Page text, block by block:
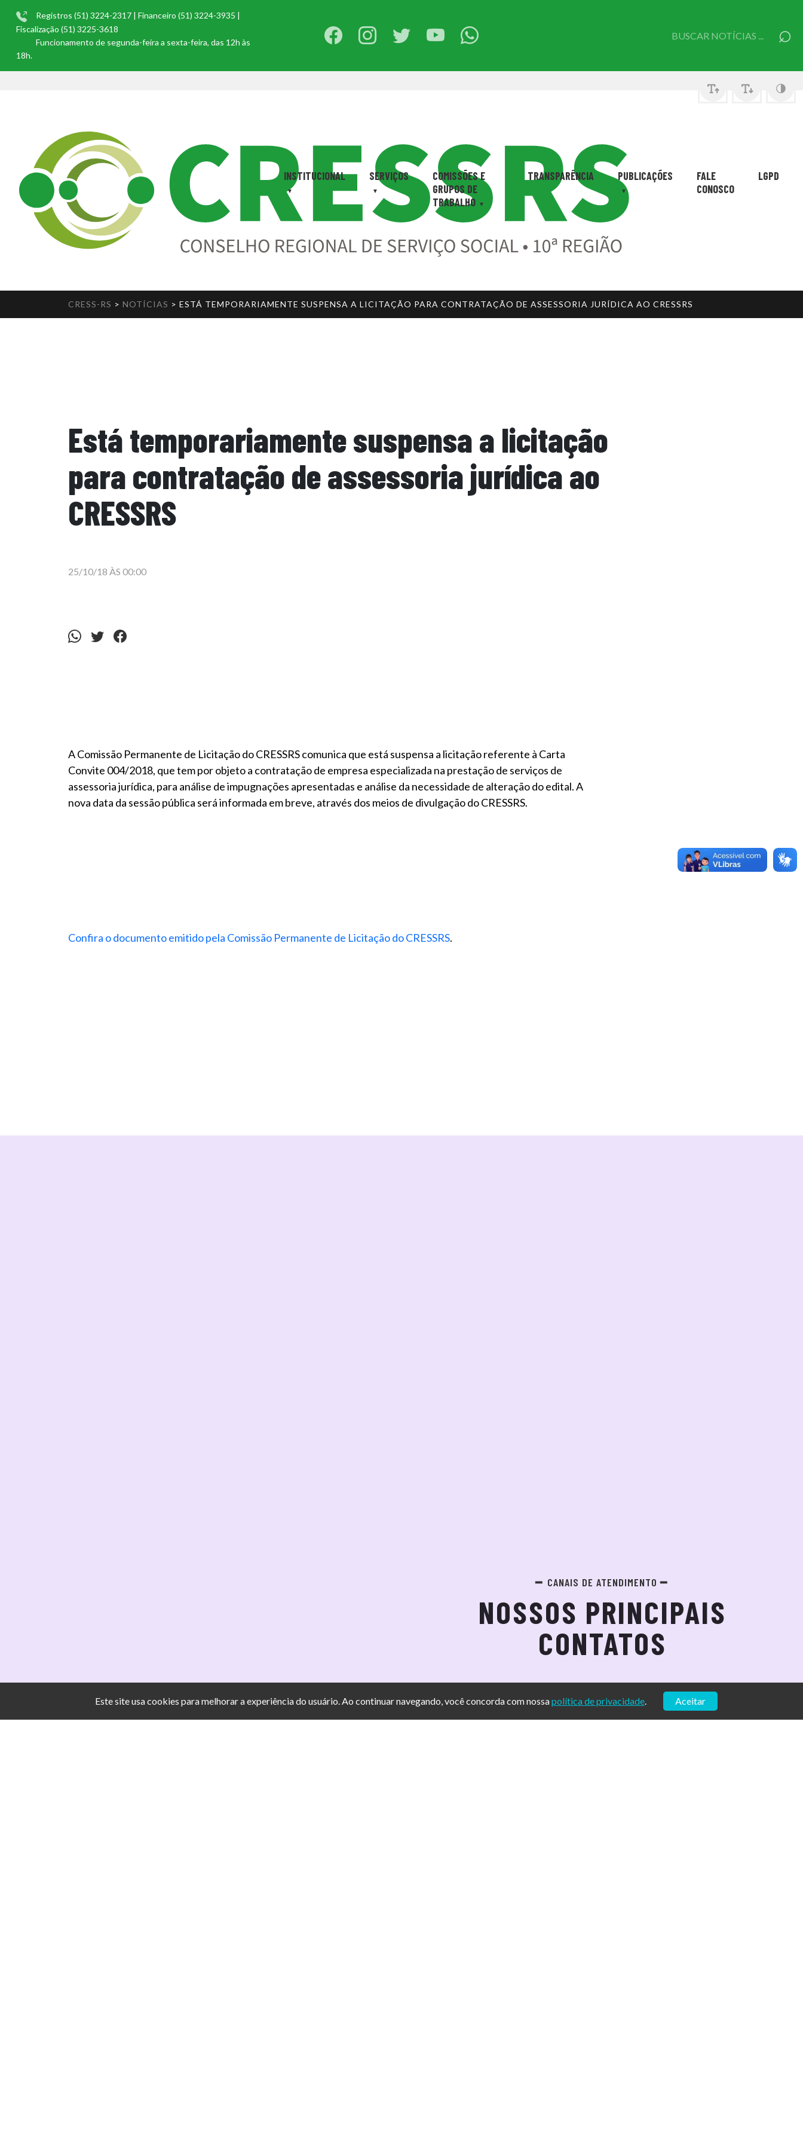
Registros (51) 3224-2317 | Financeiro (51) 3224-3935 |
Fiscalização (51) 3225-3618
Funcionamento de segunda-feira a sexta-feira, das 12h às
18h.
⌕
INSTITUCIONAL SERVIÇOS
COMISSÕES E
GRUPOS DE
TRABALHO
TRANSPARÊNCIA PUBLICAÇÕES
FALE
CONOSCO
LGPD
CRESS-RS > NOTÍCIAS > ESTÁ TEMPORARIAMENTE SUSPENSA A LICITAÇÃO PARA CONTRATAÇÃO DE ASSESSORIA JURÍDICA AO CRESSRS
Está temporariamente suspensa a licitação
para contratação de assessoria jurídica ao
CRESSRS
25/10/18 ÀS 00:00
A Comissão Permanente de Licitação do CRESSRS comunica que está suspensa a licitação referente à Carta
Convite 004/2018, que tem por objeto a contratação de empresa especializada na prestação de serviços de
assessoria jurídica, para análise de impugnações apresentadas e análise da necessidade de alteração do edital. A
nova data da sessão pública será informada em breve, através dos meios de divulgação do CRESSRS.
Confira o documento emitido pela Comissão Permanente de Licitação do CRESSRS.
CANAIS DE ATENDIMENTO
NOSSOS PRINCIPAIS
CONTATOS
(51) 3224-2317 (51) 3228-0624
PELOTAS
(51) 3025-5756
Este site usa cookies para melhorar a experiência do usuário. Ao continuar navegando, você concorda com nossapolítica de privacidade. Aceitar